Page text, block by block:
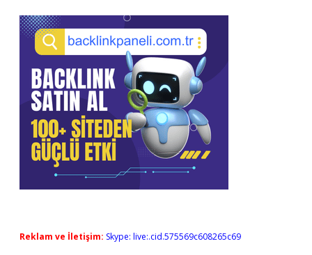
Reklam ve İletişim: Skype: live:.cid.575569c608265c69